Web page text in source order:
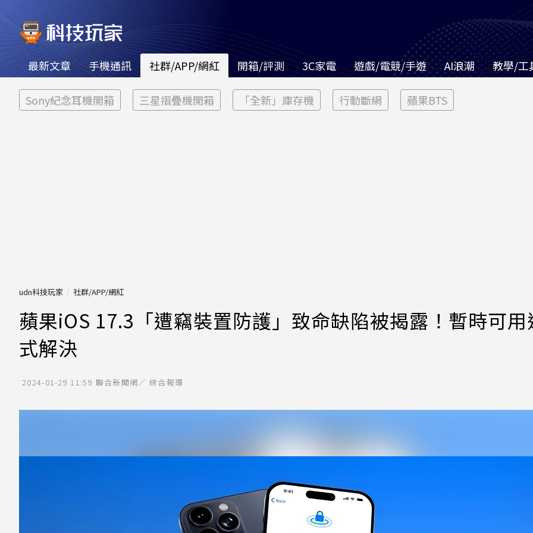
最新文章 手機通訊 社群/APP/網紅 開箱/評測 3C家電 遊戲/電競/手遊 AI浪潮 教學/工
Sony紀念耳機開箱 三星摺疊機開箱 「全新」庫存機 行動斷網 蘋果BTS
udn科技玩家 社群/APP/網紅
蘋果iOS 17.3「遭竊裝置防護」致命缺陷被揭露！暫時可
式解決
2024-01-29 11:59 聯合新聞網／ 綜合報導